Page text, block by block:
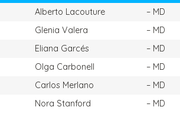
Alberto Lacouture
– MD
Glenia Valera
– MD
Eliana Garcés
– MD
Olga Carbonell
– MD
Carlos Merlano
– MD
Nora Stanford – MD